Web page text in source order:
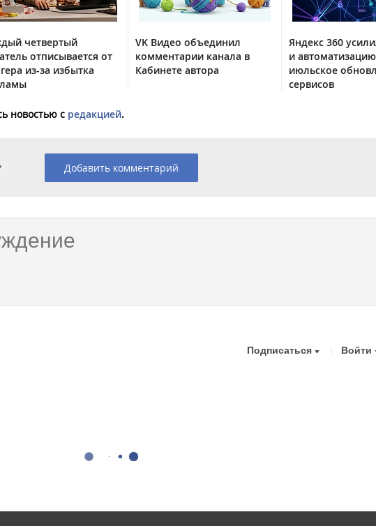
четвертый
отписывается от
из-за избытка
VK Видео объединил
комментарии канала в
Кабинете автора
Яндекс 360
и
июльское
сервисов
новостью с редакцией.
Добавить комментарий
Подписаться Войти